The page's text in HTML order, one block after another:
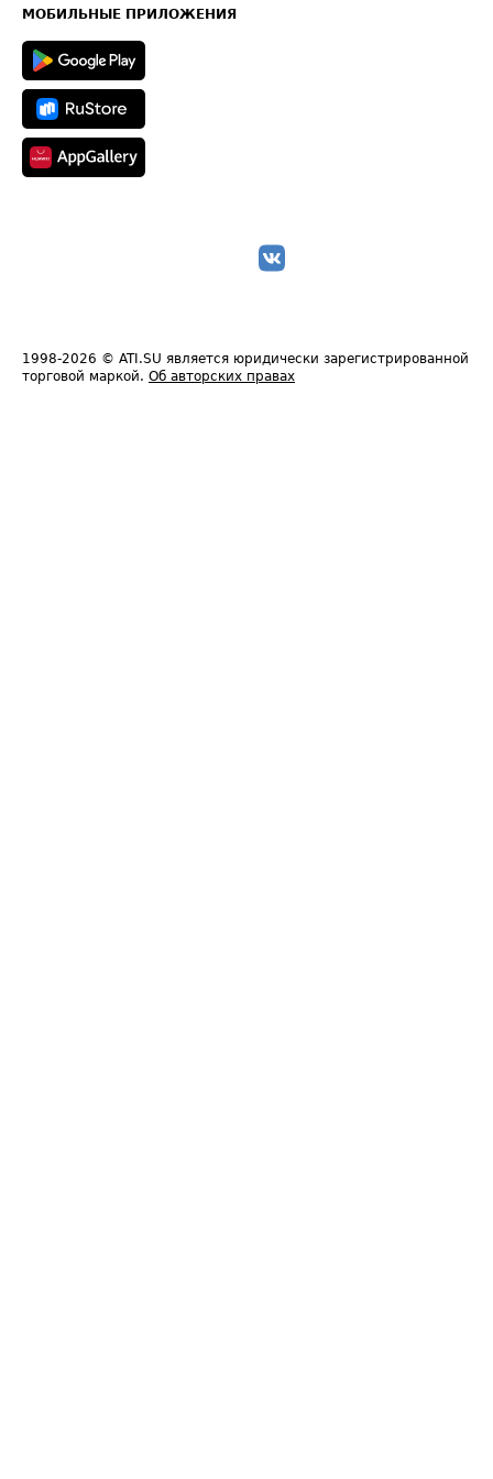
Техническая информация
МОБИЛЬНЫЕ ПРИЛОЖЕНИЯ
1998-2026 © ATI.SU является юридически зарегистрированной
торговой маркой. Об авторских правах